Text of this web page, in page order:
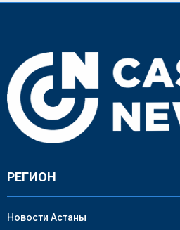
РЕГИОН
Новости Астаны